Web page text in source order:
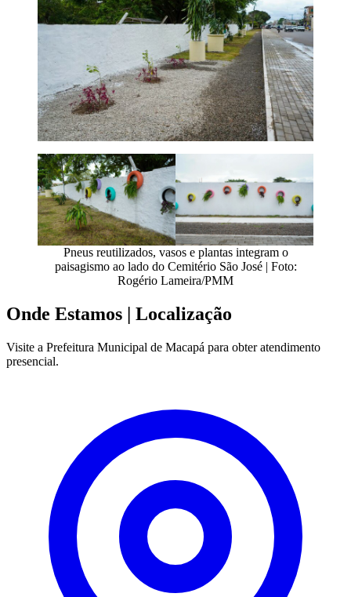
Pneus reutilizados, vasos e plantas integram o
paisagismo ao lado do Cemitério São José | Foto:
Rogério Lameira/PMM
Onde Estamos | Localização
Visite a Prefeitura Municipal de Macapá para obter atendimento
presencial.